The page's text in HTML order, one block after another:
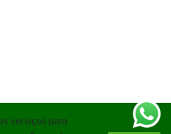
serviços para